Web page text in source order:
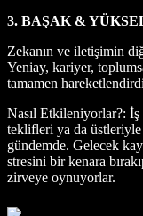
3. BAŞAK &
Zekanın ve iletişimin
Yeniay, kariyer,
tamamen
Nasıl Etkileniyorlar?: İş
teklifleri ya da
gündemde. Gelecek
stresini bir kenara
zirveye oynuyorlar.